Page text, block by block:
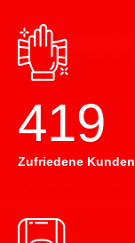
420
Zufriedene Kunden